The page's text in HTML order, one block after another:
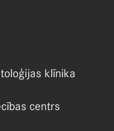
klīnika
centrs